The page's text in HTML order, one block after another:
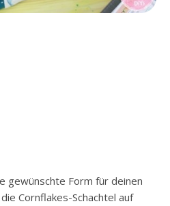
gewünschte Form für deinen
Cornflakes-Schachtel auf